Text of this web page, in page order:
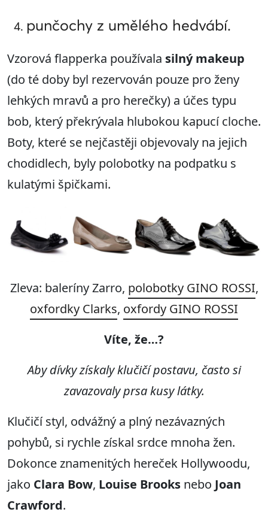
punčochy z umělého hedvábí.
Vzorová flapperka používala silný makeup
(do té doby byl rezervován pouze pro ženy
lehkých mravů a pro herečky) a účes typu
bob, který překrývala hlubokou kapucí cloche.
Boty, které se nejčastěji objevovaly na jejich
chodidlech, byly polobotky na podpatku s
kulatými špičkami.
Zleva: baleríny Zarro, polobotky GINO ROSSI,
oxfordky Clarks, oxfordy GINO ROSSI
Víte, že…?
Aby dívky získaly klučičí postavu, často si
zavazovaly prsa kusy látky.
Klučičí styl, odvážný a plný nezávazných
pohybů, si rychle získal srdce mnoha žen.
Dokonce znamenitých hereček Hollywoodu,
jako Clara Bow, Louise Brooks nebo Joan
Crawford.